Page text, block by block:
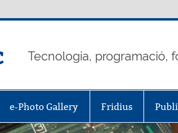
Tecnologia, programació,
e-Photo Gallery Fridius